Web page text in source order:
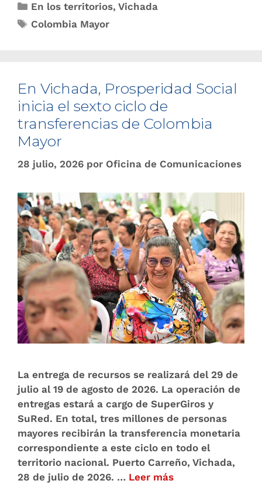
En los territorios,Vichada
Colombia Mayor
En Vichada, Prosperidad Social
inicia el sexto ciclo de
transferencias de Colombia
Mayor
28 julio, 2026 por Oficina de Comunicaciones
La entrega de recursos se realizará del 29 de
julio al 19 de agosto de 2026. La operación de
entregas estará a cargo de SuperGiros y
SuRed. En total, tres millones de personas
mayores recibirán la transferencia monetaria
correspondiente a este ciclo en todo el
territorio nacional. Puerto Carreño, Vichada,
28 de julio de 2026. … Leer más